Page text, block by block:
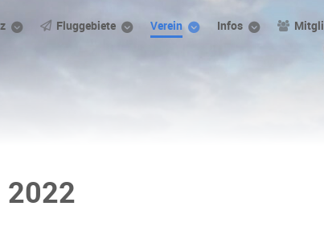
Fluggebiete Verein Infos
2022